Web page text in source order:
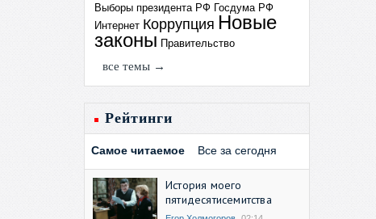
Выборы президента РФ Госдума РФ
Интернет Коррупция Новые
законы Правительство
все темы →
Рейтинги
Самое читаемое Все за сегодня
История моего
пятидесятисемитства